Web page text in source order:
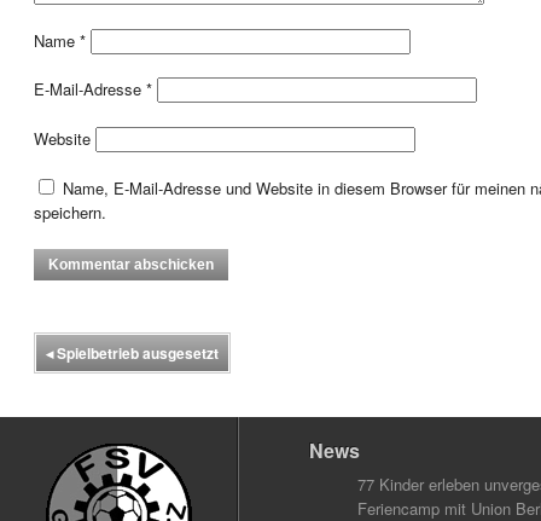
Name *
E-Mail-Adresse *
Website
Name, E-Mail-Adresse und Website in diesem Browser für meinen
speichern.
◂Spielbetrieb ausgesetzt
News
77 Kinder erleben
Feriencamp mit Union